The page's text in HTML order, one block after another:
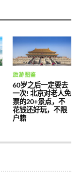
旅游图鉴
60岁之后一定要去
一次! 北京对老人免
票的20+景点，不
花钱还好玩，不限
户籍